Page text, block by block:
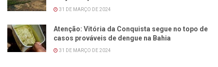
31 DE MARÇO DE 2024
Atenção: Vitória da Conquista segue no topo de
casos prováveis de dengue na Bahia
31 DE MARÇO DE 2024